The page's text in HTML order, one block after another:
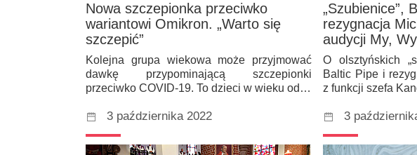
Nowa szczepionka przeciwko
wariantowi Omikron. „Warto się
szczepić”
Kolejna grupa wiekowa może przyjmować
dawkę przypominającą szczepionki
przeciwko COVID-19. To dzieci w wieku od…
„Szubienice”,
rezygnacja
audycji My,
O olsztyńskich
Baltic Pipe i
z funkcji szefa
3 października 2022 3